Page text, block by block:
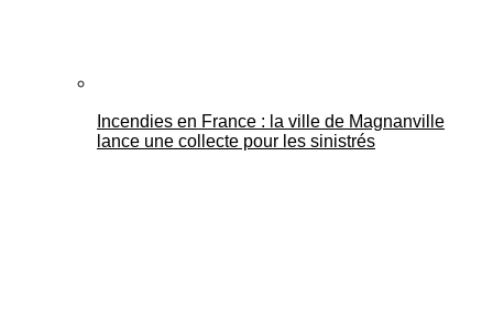
Incendies en France : la ville de Magnanville
lance une collecte pour les sinistrés